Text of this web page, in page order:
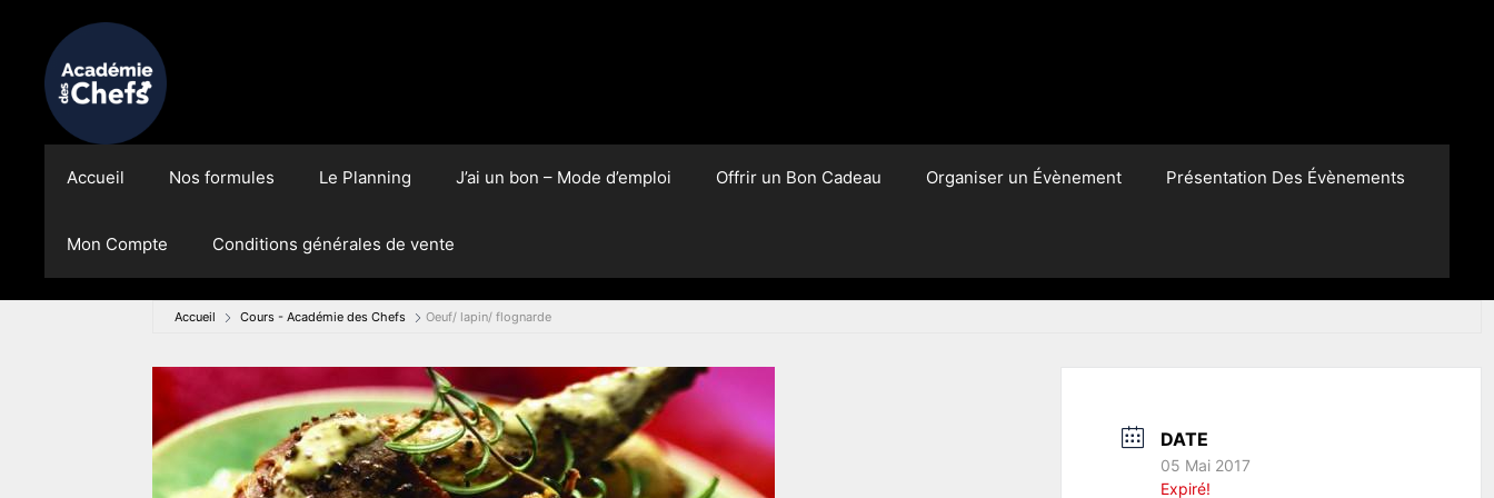
contenu
Accueil Nos formules Le Planning J’ai un bon – Mode d’emploi Offrir un Bon Cadeau Organiser un Évènement Présentation Des Évènements
Mon Compte Conditions générales de vente
Accueil Cours - Académie des Chefs Oeuf/ lapin/ flognarde
DATE
05 Mai 2017
Expiré!